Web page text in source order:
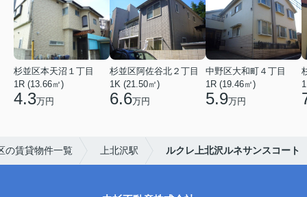
杉並区本天沼１丁目
1R (13.66㎡)
4.3万円
杉並区阿佐谷北２丁目
1K (21.50㎡)
6.6万円
中野区大和町４丁目
1R (19.46㎡)
5.9万円
の賃貸物件一覧 上北沢駅 ルクレ上北沢ルネサンスコート